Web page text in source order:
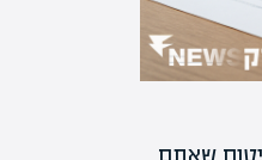
שאתם